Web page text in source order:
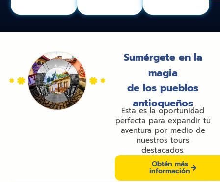
Sumérgete en la
magia
de los pueblos
antioqueños
Esta es la oportunidad
perfecta para expandir tu
aventura por medio de
nuestros tours
destacados.
Obtén más
información